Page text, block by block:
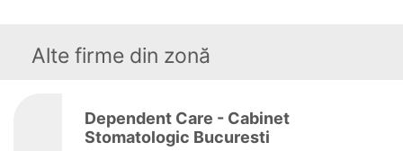
Alte firme din zonă
Dependent Care - Cabinet
Stomatologic Bucuresti